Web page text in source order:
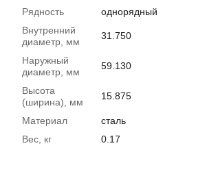
Рядность
однорядный
Внутренний
диаметр, мм
31.750
Наружный
диаметр, мм
59.130
Высота
(ширина), мм
15.875
Материал
сталь
Вес, кг
0.17